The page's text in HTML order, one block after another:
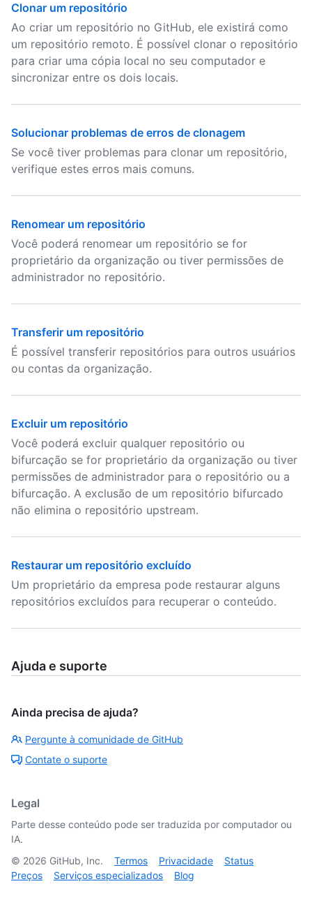
Clonar um repositório
Ao criar um repositório no GitHub, ele existirá como
um repositório remoto. É possível clonar o repositório
para criar uma cópia local no seu computador e
sincronizar entre os dois locais.
Solucionar problemas de erros de clonagem
Se você tiver problemas para clonar um repositório,
verifique estes erros mais comuns.
Renomear um repositório
Você poderá renomear um repositório se for
proprietário da organização ou tiver permissões de
administrador no repositório.
Transferir um repositório
É possível transferir repositórios para outros usuários
ou contas da organização.
Excluir um repositório
Você poderá excluir qualquer repositório ou
bifurcação se for proprietário da organização ou tiver
permissões de administrador para o repositório ou a
bifurcação. A exclusão de um repositório bifurcado
não elimina o repositório upstream.
Restaurar um repositório excluído
Um proprietário da empresa pode restaurar alguns
repositórios excluídos para recuperar o conteúdo.
Ajuda e suporte
Ainda precisa de ajuda?
Pergunte à comunidade de GitHub
Contate o suporte
Legal
Parte desse conteúdo pode ser traduzida por computador ou
IA.
© 2026 GitHub, Inc. Termos Privacidade
Status
Preços
Serviços especializados Blog